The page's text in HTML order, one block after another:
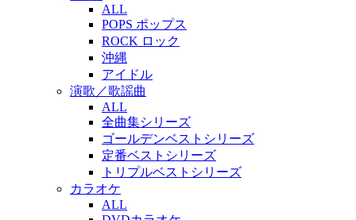
ALL
POPS ポップス
ROCK ロック
沖縄
アイドル
演歌／歌謡曲
ALL
全曲集シリーズ
ゴールデンベストシリーズ
定番ベストシリーズ
トリプルベストシリーズ
カラオケ
ALL